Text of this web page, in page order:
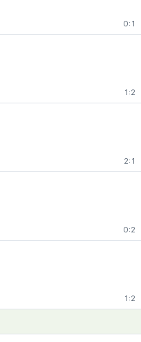
0:1
1:2
2:1
0:2
1:2